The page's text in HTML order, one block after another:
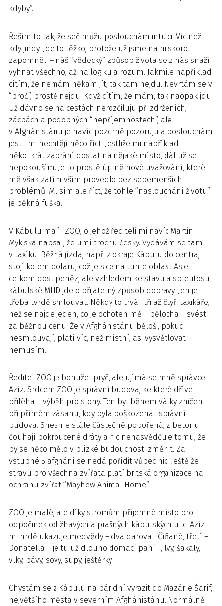
kdyby”.
Řeším to tak, že seč můžu poslouchám intuici. Víc než
kdy jindy. Jde to těžko, protože už jsme na ni skoro
zapomněli – náš “vědecký” způsob života se z nás snaží
vyhnat všechno, až na logiku a rozum. Jakmile například
cítím, že nemám někam jít, tak tam nejdu. Nevrtám se v
“proč”, prostě nejdu. Když cítím, že mám, tak naopak jdu.
Už dávno se na cestách nerozčiluju při zdrženích,
zácpách a podobných “nepříjemnostech”, ale
v Afghánistánu je navíc pozorně pozoruju a poslouchám
jestli mi nechtějí něco říct. Jestliže mi například
několikrát zabrání dostat na nějaké místo, dál už se
nepokouším. Je to prostě úplně nové uvažování, které
mě však zatím vším provedlo bez sebemenších
problémů. Musím ale říct, že tohle “naslouchání životu”
je pěkná fuška.
V Kábulu mají i ZOO, o jehož řediteli mi navíc Martin
Mykiska napsal, že umí trochu česky. Vydávám se tam
v taxíku. Běžná jízda, např. z okraje Kábulu do centra,
stojí kolem dolaru, což je sice na tuhle oblast Asie
celkem dost peněz, ale vzhledem ke stavu a spletitosti
kábulské MHD jde o přijatelný způsob dopravy. Jen je
třeba tvrdě smlouvat. Někdy to trvá i tři až čtyři taxikáře,
než se najde jeden, co je ochoten mě – bělocha – svést
za běžnou cenu. Že v Afghánistánu běloši, pokud
nesmlouvají, platí víc, než místní, asi vysvětlovat
nemusím.
Ředitel ZOO je bohužel pryč, ale ujímá se mně správce
Azíz. Srdcem ZOO je správní budova, ke které dříve
přiléhal i výběh pro slony. Ten byl během války zničen
při přímém zásahu, kdy byla poškozena i správní
budova. Snesme stále částečně pobořená, z betonu
čouhají pokroucené dráty a nic nenasvědčuje tomu, že
by se něco mělo v blízké budoucnosti změnit. Za
vstupné 5 afghání se nedá pořídit vůbec nic. Ještě že
stravu pro všechna zvířata platí britská organizace na
ochranu zvířat “Mayhew Animal Home”.
ZOO je malé, ale díky stromům příjemné místo pro
odpočinek od žhavých a prašných kábulských ulic. Azíz
mi hrdě ukazuje medvědy – dva darovali Číňané, třetí –
Donatella – je tu už dlouho domácí paní –, lvy, šakaly,
vlky, pávy, sovy, supy, ještěrky.
Chystám se z Kábulu na pár dní vyrazit do Mazár-e Šaríf,
největšího města v severním Afghánistánu. Normálně